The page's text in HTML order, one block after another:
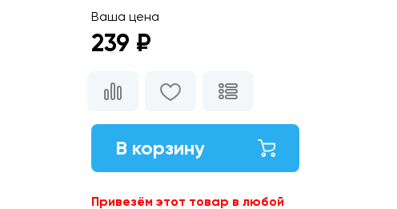
Ваша цена
239 ₽
В корзину
Привезём этот товар в любой